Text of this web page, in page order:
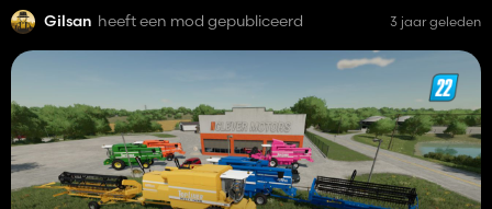
Gilsan heeft een mod gepubliceerd 3 jaar geleden